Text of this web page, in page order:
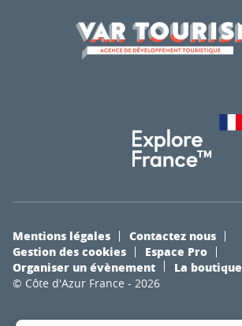
© Côte d'Azur France - 2026
Mentions légales
Contactez nous
Gestion des cookies
Espace Pro
Organiser un évènement
La boutique